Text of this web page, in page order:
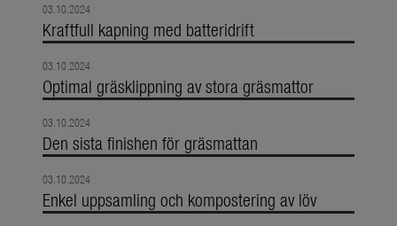
03.10.2024
Kraftfull kapning med batteridrift
03.10.2024
Optimal gräsklippning av stora gräsmattor
03.10.2024
Den sista finishen för gräsmattan
03.10.2024
Enkel uppsamling och kompostering av löv